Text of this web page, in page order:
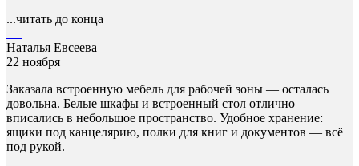
...читать до конца
Наталья Евсеева
22 ноября
Заказала встроенную мебель для рабочей зоны — осталась
довольна. Белые шкафы и встроенный стол отлично
вписались в небольшое пространство. Удобное хранение:
ящики под канцелярию, полки для книг и документов — всё
под рукой.